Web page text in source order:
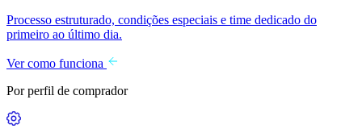
Processo estruturado, condições especiais e time dedicado do
primeiro ao último dia.
Ver como funciona
Por perfil de comprador